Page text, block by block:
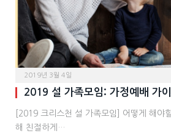
2019년 3월 4일
2019 설 가족모임: 가정예배 가
[2019 크리스천 설 가족모임] 어떻게 해야
해 친절하게…